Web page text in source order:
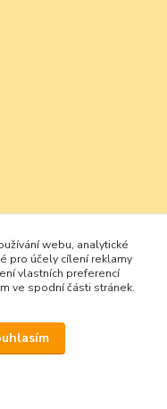
webu, analytické
pro účely cílení reklamy
vlastních preferencí
ve spodní části stránek.